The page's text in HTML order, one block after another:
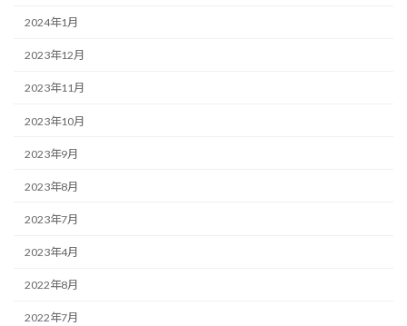
2024年1月
2023年12月
2023年11月
2023年10月
2023年9月
2023年8月
2023年7月
2023年4月
2022年8月
2022年7月